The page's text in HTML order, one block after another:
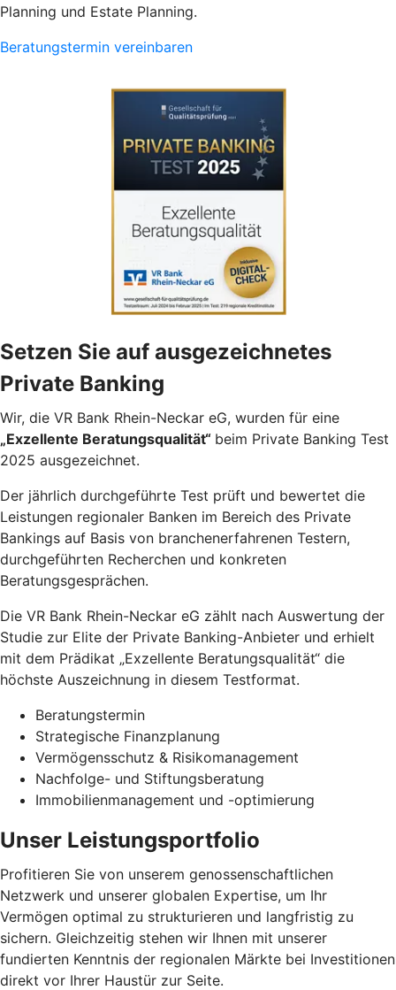
Planning und Estate Planning.
Beratungstermin vereinbaren
Setzen Sie auf ausgezeichnetes
Private Banking
Wir, die VR Bank Rhein-Neckar eG, wurden für eine
„Exzellente Beratungsqualität“ beim Private Banking Test
2025 ausgezeichnet.
Der jährlich durchgeführte Test prüft und bewertet die
Leistungen regionaler Banken im Bereich des Private
Bankings auf Basis von branchenerfahrenen Testern,
durchgeführten Recherchen und konkreten
Beratungsgesprächen.
Die VR Bank Rhein-Neckar eG zählt nach Auswertung der
Studie zur Elite der Private Banking-Anbieter und erhielt
mit dem Prädikat „Exzellente Beratungsqualität“ die
höchste Auszeichnung in diesem Testformat.
Beratungstermin
Strategische Finanzplanung
Vermögensschutz & Risikomanagement
Nachfolge- und Stiftungsberatung
Immobilienmanagement und -optimierung
Unser Leistungsportfolio
Profitieren Sie von unserem genossenschaftlichen
Netzwerk und unserer globalen Expertise, um Ihr
Vermögen optimal zu strukturieren und langfristig zu
sichern. Gleichzeitig stehen wir Ihnen mit unserer
fundierten Kenntnis der regionalen Märkte bei Investitionen
direkt vor Ihrer Haustür zur Seite.